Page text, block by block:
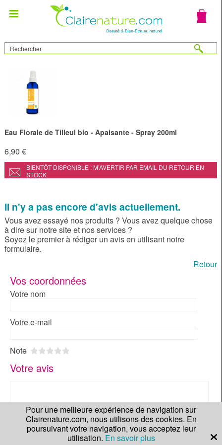
Eau Florale de Tilleul bio - Apaisante - Spray 200ml
6,90 €
BIENTÔT DISPONIBLE : M’AVERTIR PAR EMAIL DU RETOUR EN
STOCK
Il n'y a pas encore d'avis actuellement.
Vous avez essayé nos produits ? Vous avez quelque chose
à dire sur notre site et nos services ?
Soyez le premier à rédiger un avis en utilisant notre
formulaire.
Retour
Vos coordonnées
Votre nom
Votre e-mail
Note 4
3
2
1
Votre avis
Pour une meilleure expérience de navigation sur
Clairenature.com, nous utilisons des cookies. En
poursuivant votre navigation, vous acceptez leur
utilisation. En savoir plus